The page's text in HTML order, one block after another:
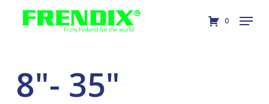
0 Menu
8"- 35"